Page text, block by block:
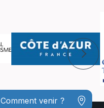
Comment venir ?